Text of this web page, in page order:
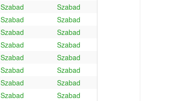
Szabad
Szabad
Szabad
Szabad
Szabad
Szabad
Szabad
Szabad
Szabad
Szabad
Szabad
Szabad
Szabad
Szabad
Szabad
Szabad